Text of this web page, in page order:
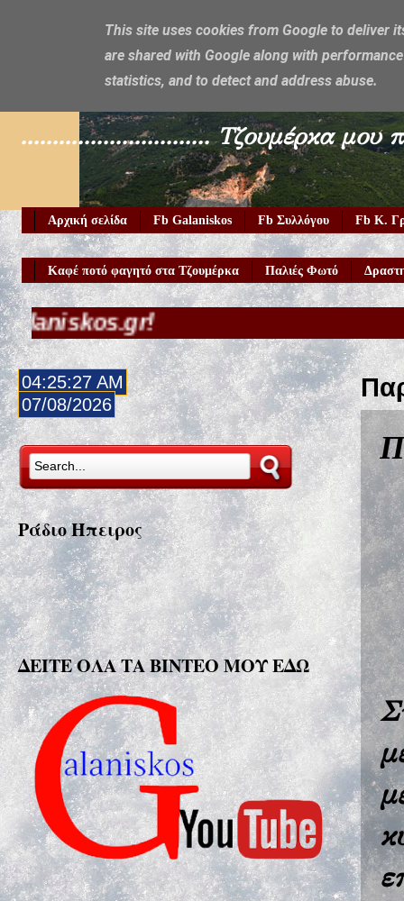
Galaniskos
.............................. Τζουμέρκα μου
Αρχική σελίδα Fb Galaniskos Fb Συλλόγου Fb Κ.
Καφέ ποτό φαγητό στα Τζουμέρκα Παλιές Φωτό
04:25:28 AM
07/08/2026
Ράδιο Ήπειρος
ΔΕΙΤΕ ΟΛΑ ΤΑ ΒΙΝΤΕΟ ΜΟΥ ΕΔΩ
This site uses cookies from Google to deliver
are shared with Google along with
statistics, and to detect and address abuse.